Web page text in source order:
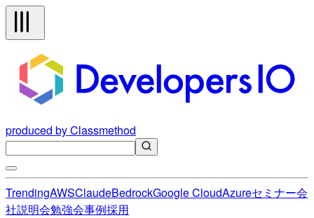
produced by Classmethod
TrendingAWSClaudeBedrockGoogle CloudAzureセミナー会
社説明会勉強会事例採用